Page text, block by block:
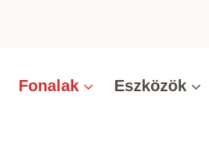
Fonalak Eszközök